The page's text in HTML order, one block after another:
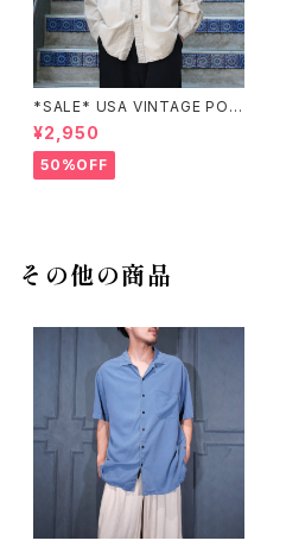
*SALE* USA VINTAGE POC
KET DESIGN SHIRT/アメリカ
古着ポケットデザインシャツ
¥2,950
50%OFF
その他の商品